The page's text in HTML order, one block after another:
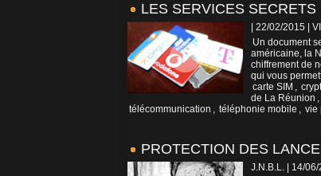
LES SERVICES
| 22/02/2015
Un document
américaine, la
chiffrement de
qui vous
carte SIM ,
de La Réunion ,
télécommunication , téléphonie mobile , vie
PROTECTION DES
J.N.B.L. | 14/